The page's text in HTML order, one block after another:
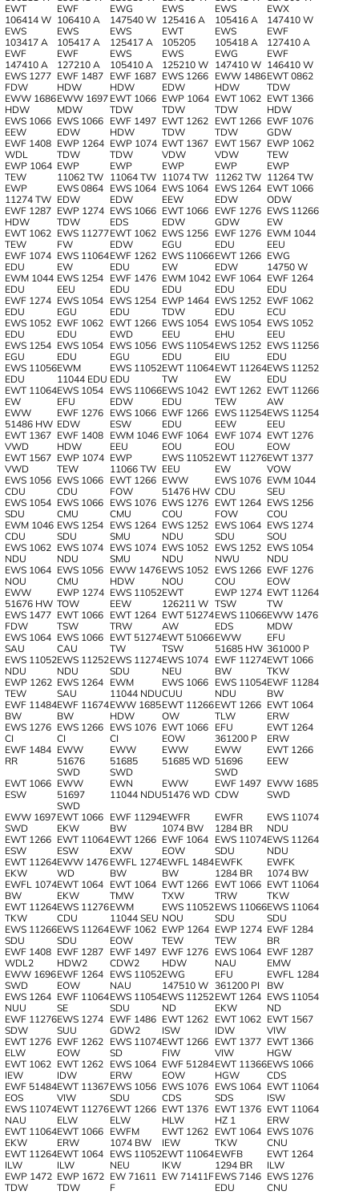
EWT
106414 W
EWF
106410 A
EWG
147540 W
EWS
125416 A
EWS
105416 A
EWX
147410 W
EWS
103417 A
EWS
105417 A
EWS
125417 A
EWT
105205
EWS
105418 A
EWF
127410 A
EWF
147410 A
EWF
127210 A
EWS
105410 A
EWS
125210 W
EWG
147410 W
EWF
146410 W
EWS 1277
FDW
EWF 1487
HDW
EWF 1687
HDW
EWS 1266
EDW
EWW 1486
HDW
EWT 0862
TDW
EWW 1686
HDW
EWW 1697
MDW
EWT 1066
TDW
EWP 1064
TDW
EWT 1062
TDW
EWT 1366
HDW
EWS 1066
EEW
EWS 1066
EDW
EWF 1497
HDW
EWT 1262
TDW
EWT 1266
TDW
EWF 1076
GDW
EWF 1408
WDL
EWP 1264
TDW
EWP 1074
TDW
EWT 1367
VDW
EWT 1567
VDW
EWP 1062
TEW
EWP 1064
TEW
EWP
11062 TW
EWP
11064 TW
EWP
11074 TW
EWP
11262 TW
EWP
11264 TW
EWP
11274 TW
EWS 0864
EDW
EWS 1064
EDW
EWS 1064
EEW
EWS 1264
EDW
EWT 1066
ODW
EWF 1287
HDW
EWP 1274
TDW
EWS 1066
EDS
EWT 1066
EDW
EWF 1276
GDW
EWS 11266
EW
EWT 1062
TEW
EWS 11277
FW
EWT 1062
EDW
EWS 1256
EGU
EWF 1276
EDU
EWM 1044
EEU
EWF 1074
EDU
EWS 11064
EW
EWF 1262
EDU
EWS 11066
EW
EWT 1266
EDW
EWG
14750 W
EWM 1044
EDU
EWS 1254
EEU
EWF 1476
EDU
EWM 1042
EDU
EWF 1064
EDU
EWF 1264
EDU
EWF 1274
EDU
EWS 1054
EGU
EWS 1254
EDU
EWP 1464
TDW
EWS 1252
EDU
EWF 1062
ECU
EWS 1052
EDU
EWF 1062
EDU
EWT 1266
EWD
EWS 1054
EEU
EWS 1054
EHU
EWS 1052
EEU
EWS 1254
EGU
EWS 1054
EDU
EWS 1056
EGU
EWS 11054
EDU
EWS 1252
EIU
EWS 11256
EDU
EWS 11056
EDU
EWM
11044 EDU
EWS 11052
EDU
EWT 11064
TW
EWT 11264
EW
EWS 11252
EDU
EWT 11064
EW
EWS 1054
EFU
EWS 11066
EDW
EWS 1042
EDU
EWT 1262
TEW
EWT 11266
AW
EWW
51486 HW
EWF 1276
EDW
EWS 1066
ESW
EWF 1266
EDU
EWS 11254
EEW
EWS 11254
EEU
EWT 1367
VWD
EWF 1408
HDW
EWM 1046
EEU
EWF 1064
EOU
EWF 1074
EOU
EWT 1276
EOW
EWT 1567
VWD
EWP 1074
TEW
EWP
11066 TW
EWS 11052
EEU
EWT 11276
EW
EWT 1377
VOW
EWS 1056
CDU
EWS 1066
CDU
EWT 1266
FOW
EWW
51476 HW
EWS 1076
CDU
EWM 1044
SEU
EWS 1054
SDU
EWS 1066
CMU
EWS 1076
CMU
EWS 1276
COU
EWT 1264
FOW
EWS 1256
COU
EWM 1046
CDU
EWS 1254
SDU
EWS 1264
SMU
EWS 1252
NDU
EWS 1064
SDU
EWS 1274
SOU
EWS 1062
NDU
EWS 1074
NDU
EWS 1074
SMU
EWS 1052
NDU
EWS 1252
NWU
EWS 1054
NDU
EWS 1064
NOU
EWS 1056
CMU
EWW 1476
HDW
EWS 1052
NOU
EWS 1266
COU
EWF 1276
EOW
EWW
51676 HW
EWP 1274
TOW
EWS 11052
EEW
EWT
126211 W
EWP 1274
TSW
EWT 11264
TW
EWS 1477
FDW
EWT 1066
TSW
EWT 1264
TRW
EWT 51274
AW
EWS 11066
EDS
EWW 1476
MDW
EWS 1064
SAU
EWS 1066
CAU
EWT 51274
TW
EWT 51066
TSW
EWW
51685 HW
EFU
361000 P
EWS 11052
NDU
EWS 11252
NDU
EWS 11274
SDU
EWS 1074
NEU
EWF 11274
BW
EWT 1066
TKW
EWP 1262
TEW
EWS 1264
SAU
EWM
11044 NDU
EWS 1066
CUU
EWS 11054
NDU
EWF 11284
BW
EWF 11484
BW
EWF 11674
BW
EWW 1685
HDW
EWT 11266
OW
EWT 1266
TLW
EWT 1064
ERW
EWS 1276
CI
EWS 1266
CI
EWS 1076
CI
EWT 1066
EOW
EFU
361200 P
EWT 1264
ERW
EWF 1484
RR
EWW
51676
SWD
EWW
51685
SWD
EWW
51685 WD
EWW
51696
SWD
EWT 1266
EEW
EWT 1066
ESW
EWW
51697
SWD
EWN
11044 NDU
EWW
51476 WD
EWF 1497
CDW
EWW 1685
SWD
EWW 1697
SWD
EWT 1066
EKW
EWF 11294
BW
EWFR
1074 BW
EWFR
1284 BR
EWS 11074
NDU
EWT 1266
ESW
EWT 11064
ESW
EWT 1266
EXW
EWF 1064
EOW
EWS 11074
SDU
EWS 11264
NDU
EWT 11264
EKW
EWW 1476
WD
EWFL 1274
BW
EWFL 1484
BW
EWFK
1284 BR
EWFK
1074 BW
EWFL 1074
BW
EWT 1064
EKW
EWT 1064
TMW
EWT 1266
TXW
EWT 1066
TRW
EWT 11064
TKW
EWT 11264
TKW
EWS 11276
CDU
EWM
11044 SEU
EWS 11052
NOU
EWS 11066
SDU
EWS 11064
SDU
EWS 11266
SDU
EWS 11264
SDU
EWF 1062
EOW
EWP 1264
TEW
EWP 1274
TEW
EWF 1284
BR
EWF 1408
WDL2
EWF 1287
HDW2
EWF 1497
CDW2
EWF 1276
HDW
EWS 1064
NAU
EWF 1287
EMW
EWW 1696
SWD
EWF 1264
EOW
EWS 11052
NAU
EWG
147510 W
EFU
361200 PI
EWFL 1284
BW
EWS 1264
NUU
EWF 11064
SE
EWS 11054
SDU
EWS 11252
ND
EWT 1264
EKW
EWS 11054
ND
EWF 11276
SDW
EWS 1274
SUU
EWF 1486
GDW2
EWT 1262
ISW
EWT 1062
IDW
EWT 1567
VIW
EWT 1276
ELW
EWF 1262
EOW
EWS 11074
SD
EWT 1266
FIW
EWT 1377
VIW
EWT 1366
HGW
EWT 1062
IEW
EWT 1262
IDW
EWS 1064
ERW
EWF 51284
EOW
EWT 11366
HGW
EWS 1066
CDS
EWF 51484
EOS
EWT 11367
VIW
EWS 1056
SDU
EWS 1076
CDS
EWS 1064
SDS
EWT 11064
ISW
EWS 11074
NAU
EWT 11276
ELW
EWT 1266
ELW
EWT 1376
HLW
EWT 1376
HZ 1
EWT 11064
ERW
EWT 11064
EKW
EWT 1066
ERW
EWFM
1074 BW
EWT 1262
IEW
EWT 1064
TKW
EWS 1076
CNU
EWT 11264
ILW
EWT 1064
ILW
EWS 11052
NEU
EWT 11064
IKW
EWFB
1294 BR
EWT 1264
ILW
EWP 1472
TDW
EWP 1672
TDW
EW 71611
F
EW 71411FEWS 7146
EDU
EWS 1276
CNU